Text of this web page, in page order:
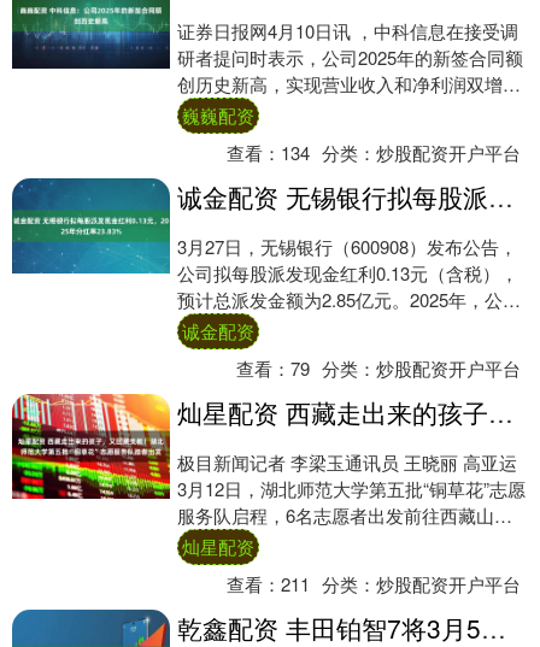
证券日报网4月10日讯 ，中科信息在接受调
研者提问时表示，公司2025年的新签合同额
创历史新高，实现营业收入和净利润双增
长。2026年，公司将紧抓AI产业发展机....
巍巍配资
查看： 134 分类：炒股配资开户平台
诚金配资 无锡银行拟每股派发现金红利0.13元，2025年分红率23.83%
3月27日，无锡银行（600908）发布公告，
公司拟每股派发现金红利0.13元（含税），
预计总派发金额为2.85亿元。2025年，公司
现金分红金额占合并后归母净....
诚金配资
查看：79 分类：炒股配资开户平台
灿星配资 西藏走出来的孩子，又回藏支教！湖北师范大学第五批“铜草花”志愿服务队踏春出发
极目新闻记者 李梁玉通讯员 王晓丽 高亚运
3月12日，湖北师范大学第五批“铜草花”志愿
服务队启程，6名志愿者出发前往西藏山南
市曲松县，将开展为期一个学期的支教....
灿星配资
查看：211 分类：炒股配资开户平台
乾鑫配资 丰田铂智7将3月5日预售 中大型轿车/鸿蒙座舱 纯电续航710km